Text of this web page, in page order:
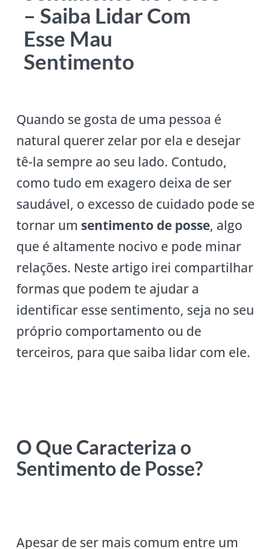
– Saiba Lidar Com
Esse Mau
Sentimento
Quando se gosta de uma pessoa é
natural querer zelar por ela e desejar
tê-la sempre ao seu lado. Contudo,
como tudo em exagero deixa de ser
saudável, o excesso de cuidado pode se
tornar um sentimento de posse, algo
que é altamente nocivo e pode minar
relações. Neste artigo irei compartilhar
formas que podem te ajudar a
identificar esse sentimento, seja no seu
próprio comportamento ou de
terceiros, para que saiba lidar com ele.
O Que Caracteriza o
Sentimento de Posse?
Apesar de ser mais comum entre um